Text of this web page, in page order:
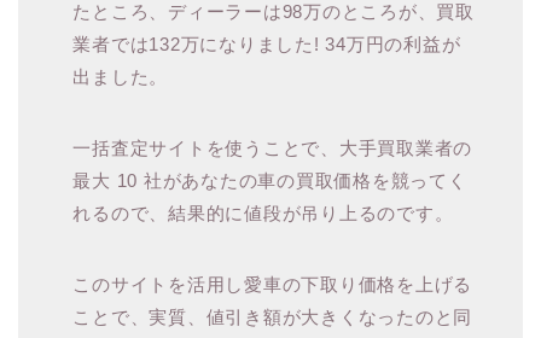
たところ、ディーラーは98万のところが、買取
業者では132万になりました! 34万円の利益が
出ました。
一括査定サイトを使うことで、大手買取業者の
最大 10 社があなたの車の買取価格を競ってく
れるので、結果的に値段が吊り上るのです。
このサイトを活用し愛車の下取り価格を上げる
ことで、実質、値引き額が大きくなったのと同